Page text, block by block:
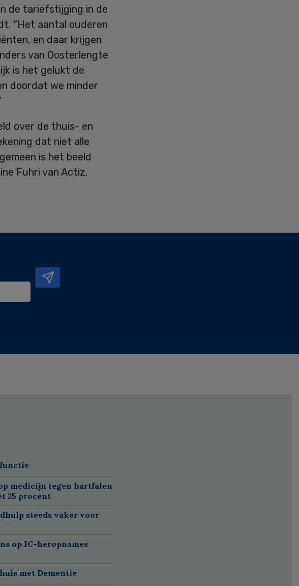
de tariefstijging in de
“Het aantal ouderen
en daar krijgen
van Oosterlengte
is het gelukt de
doordat we minder
over de thuis- en
dat niet alle
is het beeld
Fuhri van Actiz.
medicijn tegen hartfalen
25 procent
steeds vaker voor
op IC-heropnames
met Dementie